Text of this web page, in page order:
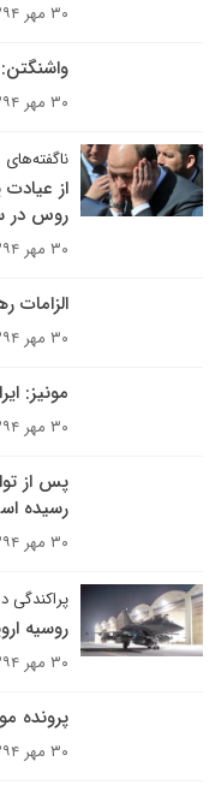
۳۰ مهر ۱۳۹۴
۳۰ مهر ۱۳۹۴
از عیادت
روس در
۳۰ مهر ۱۳۹۴
الزامات
۳۰ مهر ۱۳۹۴
مونیز:
۳۰ مهر ۱۳۹۴
پس از
رسیده
۳۰ مهر ۱۳۹۴
پراکندگی
روسیه
۳۰ مهر ۱۳۹۴
پرونده
۳۰ مهر ۱۳۹۴